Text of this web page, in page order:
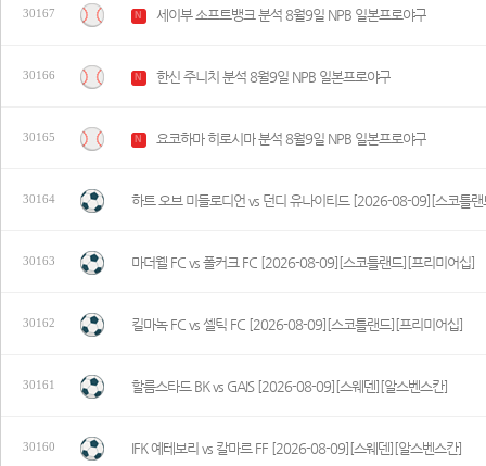
30167 N 세이부 소프트뱅크 분석 8월9일 NPB 일본프로야구
30166 N 한신 주니치 분석 8월9일 NPB 일본프로야구
30165 N 요코하마 히로시마 분석 8월9일 NPB 일본프로야구
30164 하트 오브 미들로디언 vs 던디 유나이티드 [2026-08-09][스코틀
30163 마더웰 FC vs 폴커크 FC [2026-08-09][스코틀랜드][프리미어십]
30162 킬마녹 FC vs 셀틱 FC [2026-08-09][스코틀랜드][프리미어십]
30161 할름스타드 BK vs GAIS [2026-08-09][스웨덴][알스벤스칸]
30160 IFK 예테보리 vs 칼마르 FF [2026-08-09][스웨덴][알스벤스칸]